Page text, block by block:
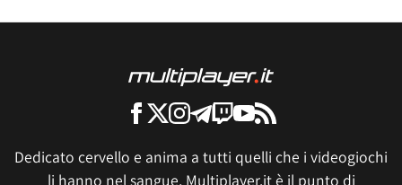
Dedicato cervello e anima a tutti quelli che i videogiochi
li hanno nel sangue, Multiplayer.it è il punto di